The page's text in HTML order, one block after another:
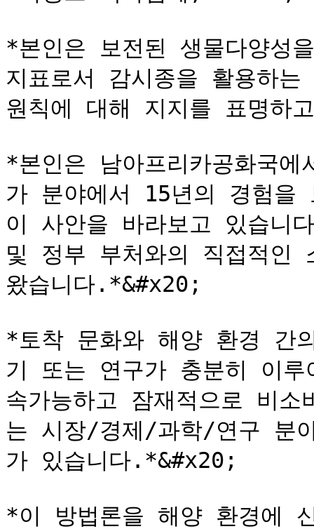
*본인은 보전된 생물다양성
지표로서 감시종을 활용하
원칙에 대해 지지를 표명하
*본인은 남아프리카공화국
가 분야에서 15년의 경험을
이 사안을 바라보고 있습니
및 정부 부처와의 직접적인
왔습니다.*&#x20;
*토착 문화와 해양 환경 간
기 또는 연구가 충분히 이
속가능하고 잠재적으로 비
는 시장/경제/과학/연구 분
가 있습니다.*&#x20;
*이 방법론을 해양 환경에